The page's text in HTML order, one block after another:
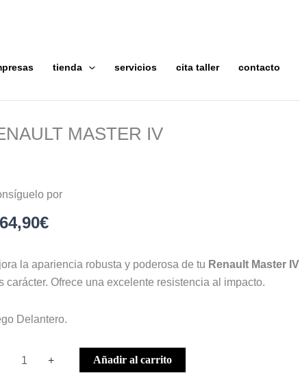
tienda servicios cita taller contacto
MASTER IV
por
€
la apariencia robusta y poderosa de tu Renault Master IV
carácter. Ofrece una excelente resistencia al impacto.
Delantero.
+ Añadir al carrito